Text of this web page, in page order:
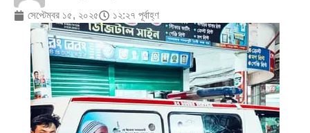
সেপ্টেম্বর ১৫, ২০২৫ ১২:২৭ পূর্বাহ্ণ